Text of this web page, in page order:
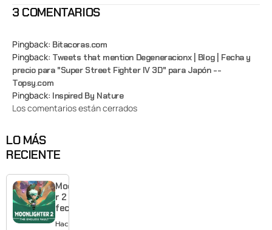
3 COMENTARIOS
Pingback: Bitacoras.com
Pingback: Tweets that mention Degeneracionx | Blog | Fecha y
precio para "Super Street Fighter IV 3D" para Japón --
Topsy.com
Pingback: Inspired By Nature
Los comentarios están cerrados
LO MÁS
RECIENTE
Moonlighte
r 2 ya tiene
fecha y
puedes
Hace 4 horas